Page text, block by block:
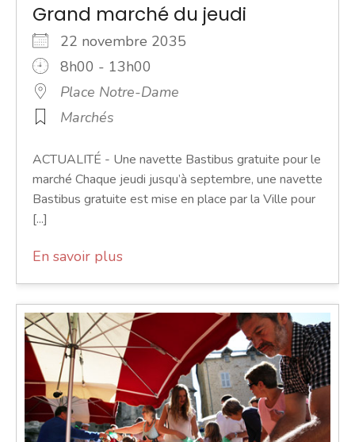
Grand marché du jeudi
22 novembre 2035
8h00 - 13h00
Place Notre-Dame
Marchés
ACTUALITÉ - Une navette Bastibus gratuite pour le
marché Chaque jeudi jusqu’à septembre, une navette
Bastibus gratuite est mise en place par la Ville pour
[...]
En savoir plus